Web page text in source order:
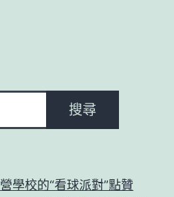
搜尋
學校的“看球派對”點贊